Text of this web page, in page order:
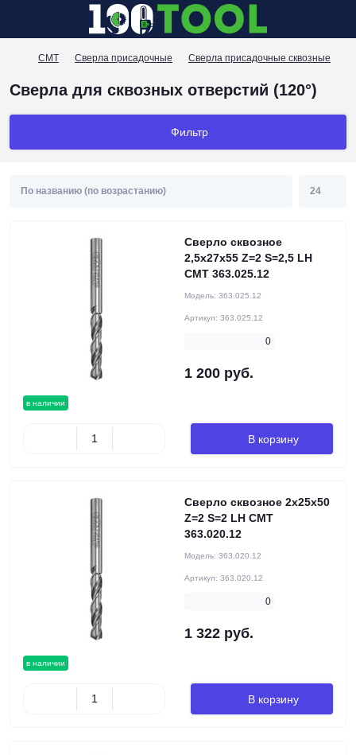
CMT Сверла присадочные Сверла присадочные сквозные
Сверла для сквозных отверстий (120°)
Фильтр
в наличии
Сверло сквозное
2,5x27x55 Z=2 S=2,5 LH
CMT 363.025.12
Модель: 363.025.12
Артикул: 363.025.12
0
1 200 руб.
В корзину
в наличии
Сверло сквозное 2x25x50
Z=2 S=2 LH CMT
363.020.12
Модель: 363.020.12
Артикул: 363.020.12
0
1 322 руб.
В корзину